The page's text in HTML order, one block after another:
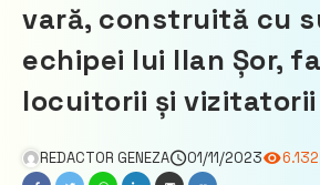
vară, construită cu
echipei lui Ilan Șor,
locuitorii și
REDACTOR GENEZA 01/11/2023 6.132